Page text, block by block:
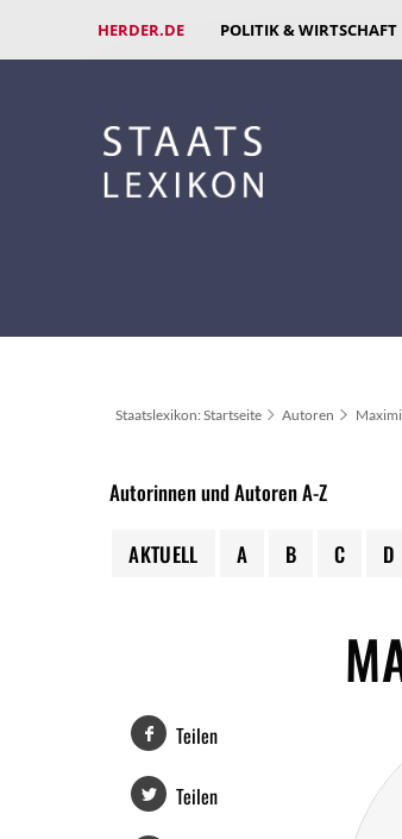
HERDER.DE POLITIK & WIRTSCHAFT
Staatslexikon: Startseite Autoren
Autorinnen und Autoren A-Z
AKTUELL A B C D
Teilen
Teilen